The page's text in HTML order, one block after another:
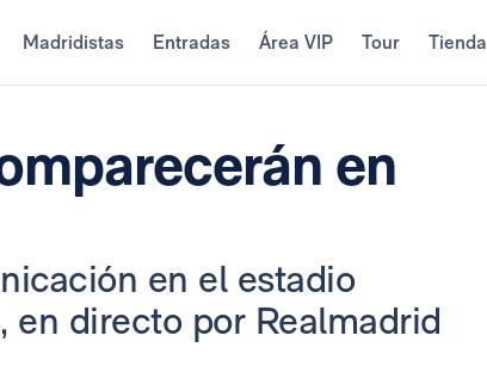
Madridistas Entradas Área VIP Tour Tienda
en
en el estadio
en directo por Realmadrid